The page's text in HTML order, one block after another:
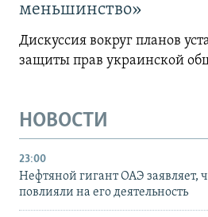
меньшинство»
Дискуссия вокруг планов
защиты прав украинской
НОВОСТИ
23:00
Нефтяной гигант ОАЭ заявляет,
повлияли на его деятельность